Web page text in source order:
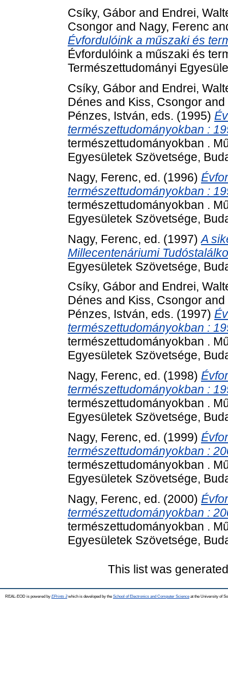
Csíky, Gábor and Endrei,
Csongor and Nagy, Ferenc
Évfordulóink a műszaki és
Évfordulóink a műszaki és
Természettudományi
Csíky, Gábor and Endrei,
Dénes and Kiss, Csongor and
Pénzes, István, eds. (1995)
természettudományokban :
természettudományokban .
Egyesületek Szövetsége,
Nagy, Ferenc, ed. (1996)
természettudományokban :
természettudományokban .
Egyesületek Szövetsége,
Nagy, Ferenc, ed. (1997)A
Millecentenáriumi
Egyesületek Szövetsége,
Csíky, Gábor and Endrei,
Dénes and Kiss, Csongor and
Pénzes, István, eds. (1997)
természettudományokban :
természettudományokban .
Egyesületek Szövetsége,
Nagy, Ferenc, ed. (1998)
természettudományokban :
természettudományokban .
Egyesületek Szövetsége,
Nagy, Ferenc, ed. (1999)
természettudományokban :
természettudományokban .
Egyesületek Szövetsége,
Nagy, Ferenc, ed. (2000)
természettudományokban :
természettudományokban .
Egyesületek Szövetsége,
This list was
REAL-EOD is powered by EPrints 3which is developed by the School of Electronics and Computer Science at the University of